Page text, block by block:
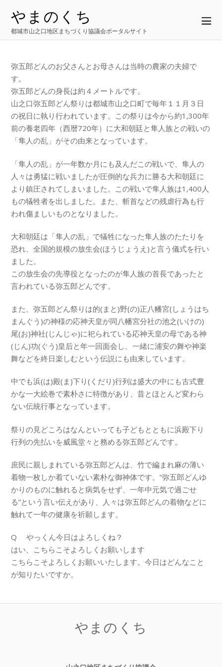
やまのくち
都城市山之口地区まちづくり協議会ポータルサイト
弥五郎どんのお父さんとお母さんは当時の農家の夫婦で
す。
弥五郎どんの身長は約４メートルです。
山之口弥五郎どん祭りは都城市山之口町で毎年１１月３日
の祝日に執り行われています。この祭りは今から約1,300年
前の養老四年（西暦720年）に大和朝廷と隼人族との戦いの
「隼人の乱」がその由来となっています。
「隼人の乱」が一年数か月にも及んだこの戦いで、隼人の
人々は勇猛に戦いましたが圧倒的な兵力に勝る大和朝廷に
より鎮圧されてしまいました。この戦いで隼人族は1,400人
もの犠牲者を出しました。また、斬首などの残虐行為も行
われ傷ましいものとなりました。
大和朝廷は「隼人の乱」で犠牲になった隼人族のたたりを
恐れ、全国的規模の放生会(ほうじょうえ)と言う儀式を行い
ました。
この放生会の先導役となったのが隼人族の首長であったと
言われている弥五郎どんです。
また、弥五郎どん祭りは的(まと)野(の)正八幡宮(しょうはち
まんぐう)の神様の応神天皇が同八幡宮分社の池之(いけの)
尾(お)神社(じんじゃ)に祀られている応神天皇の母である神
(じん)功(ぐう)皇后と年一回面会し、一緒に浦安の舞や神楽
舞などを終日楽しむという伝説にも由来しています。
中でも浜(は)殿(ま)下り(くだり)行列は盛大の中にも古式豊
かな一大絵巻で素朴さに特徴があり、昔とほとんど変わら
ない伝統行事となっています。
祭りの見どころはなんといっても子どもとともに浜殿下り
行列の先払いを威風堂々と務める弥五郎どんです。
庶民に親しまれている弥五郎どんは、竹で編まれ麻の薄い
着物一枚しか着ていない素朴な御神体です。“弥五郎どんゆ
かりのものに触れると病気をせず、一年中元気で過ごせ
る”という言い伝えがあり、人々は弥五郎どんの着物などに
触れて一年の健康を祈願します。
Q やっくん今日はよろしくね？
はい、こちらこそよろしくお願いします
こちらこそよろしくお願いいたします。今日はどんなこと
が知りたいですか。
やまのくち